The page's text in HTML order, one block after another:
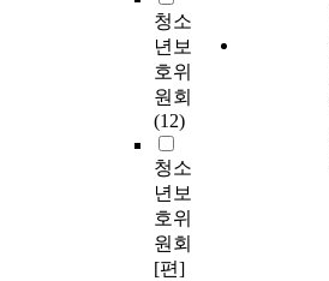
청소
년보
호위
원회
(12)
청소
년보
호위
원회
[편]